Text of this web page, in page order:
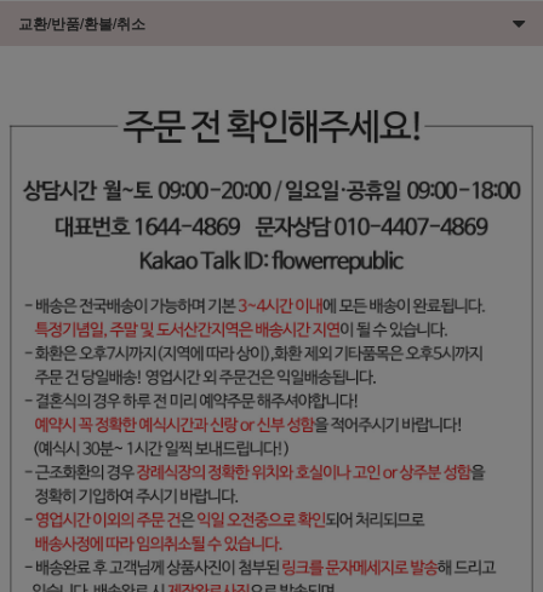
교환/반품/환불/취소